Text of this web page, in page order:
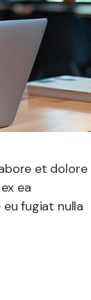
et dolore
ea
fugiat nulla